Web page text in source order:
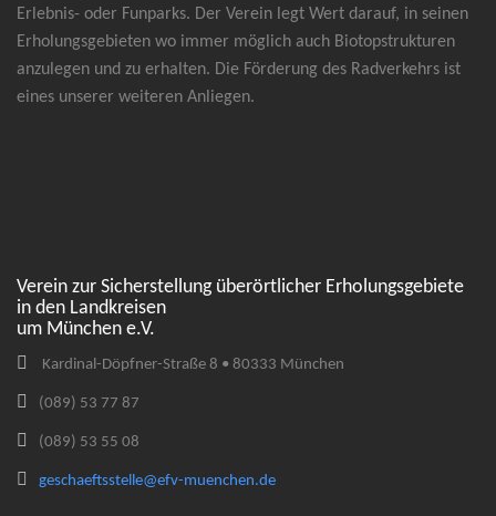
Erlebnis- oder Funparks. Der Verein legt Wert darauf, in seinen
Erholungsgebieten wo immer möglich auch Biotopstrukturen
anzulegen und zu erhalten. Die Förderung des Radverkehrs ist
eines unserer weiteren Anliegen.
Verein zur Sicherstellung überörtlicher Erholungsgebiete
in den Landkreisen
um München e.V.
Kardinal-Döpfner-Straße 8 • 80333 München
(089) 53 77 87
(089) 53 55 08
geschaeftsstelle@efv-muenchen.de